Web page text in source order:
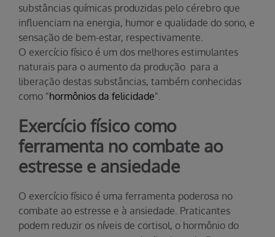
substâncias químicas produzidas pelo cérebro que
influenciam na energia, humor e qualidade do sono, e
sensação de bem-estar, respectivamente.
O exercício físico é um dos melhores estimulantes
naturais para o aumento da produção para a
liberação destas substâncias, também conhecidas
como "hormônios da felicidade".
Exercício físico como
ferramenta no combate ao
estresse e ansiedade
O exercício físico é uma ferramenta poderosa no
combate ao estresse e à ansiedade. Praticantes
podem reduzir os níveis de cortisol, o hormônio do